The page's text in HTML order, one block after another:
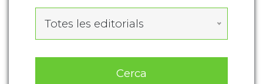
Totes les editorials
Cerca